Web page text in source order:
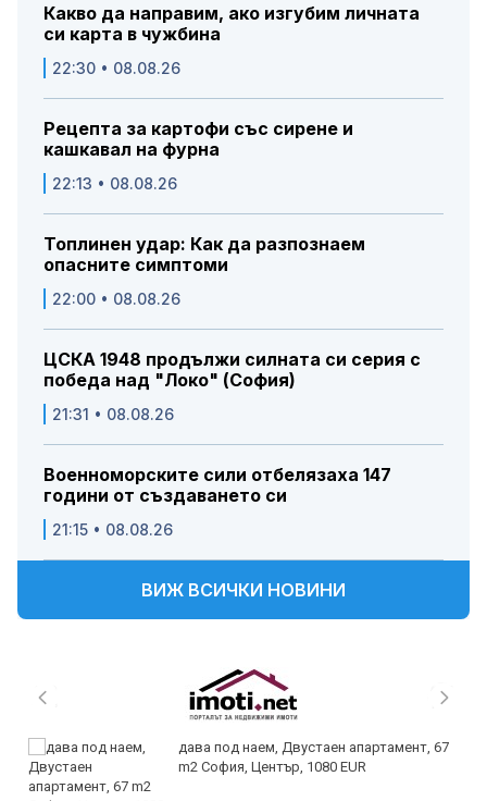
Какво да направим, ако изгубим личната
си карта в чужбина
22:30 • 08.08.26
Рецепта за картофи със сирене и
кашкавал на фурна
22:13 • 08.08.26
Топлинен удар: Как да разпознаем
опасните симптоми
22:00 • 08.08.26
ЦСКА 1948 продължи силната си серия с
победа над "Локо" (София)
21:31 • 08.08.26
Военноморските сили отбелязаха 147
години от създаването си
21:15 • 08.08.26
ВИЖ ВСИЧКИ НОВИНИ
дава под наем, Двустаен апартамент, 67
m2 София, Център, 1080 EUR